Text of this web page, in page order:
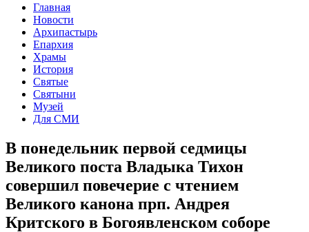
Главная
Новости
Архипастырь
Епархия
Храмы
История
Святые
Святыни
Музей
Для СМИ
В понедельник первой седмицы
Великого поста Владыка Тихон
совершил повечерие с чтением
Великого канона прп. Андрея
Критского в Богоявленском соборе